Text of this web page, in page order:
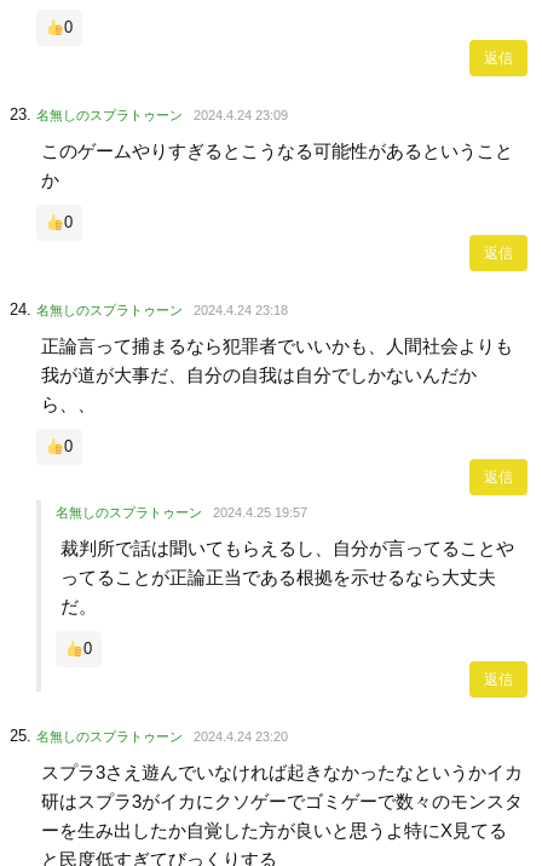
0
返信
名無しのスプラトゥーン 2024.4.24 23:09
このゲームやりすぎるとこうなる可能性があるということ
か
0
返信
名無しのスプラトゥーン 2024.4.24 23:18
正論言って捕まるなら犯罪者でいいかも、人間社会よりも
我が道が大事だ、自分の自我は自分でしかないんだか
ら、、
0
返信
名無しのスプラトゥーン 2024.4.25 19:57
裁判所で話は聞いてもらえるし、自分が言ってることや
ってることが正論正当である根拠を示せるなら大丈夫
だ。
0
返信
名無しのスプラトゥーン 2024.4.24 23:20
スプラ3さえ遊んでいなければ起きなかったなというかイカ
研はスプラ3がイカにクソゲーでゴミゲーで数々のモンスタ
ーを生み出したか自覚した方が良いと思うよ特にX見てる
と民度低すぎてびっくりする